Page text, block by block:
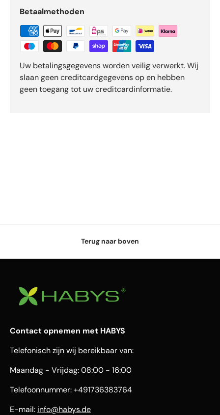
Betaalmethoden
Uw betalingsgegevens worden veilig verwerkt. Wij
slaan geen creditcardgegevens op en hebben
geen toegang tot uw creditcardinformatie.
Terug naar boven
Contact opnemen met HABYS
Telefonisch zijn wij bereikbaar van:
Maandag - Vrijdag: 08:00 - 16:00
Telefoonnummer: +491736383764
E-mail: info@habys.de